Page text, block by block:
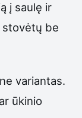
į saulę ir
stovėtų be
variantas.
ūkinio